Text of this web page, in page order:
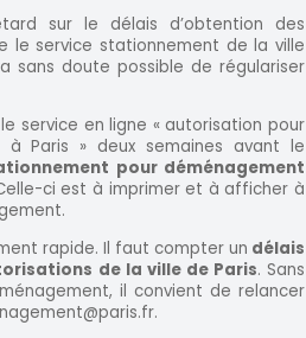
sur le délais d’obtention des
le service stationnement de la ville
sans doute possible de régulariser
service en ligne « autorisation pour
Paris » deux semaines avant le
pour déménagement
ci est à imprimer et à afficher à
rapide. Il faut compter un délais
de la ville de Paris. Sans
il convient de relancer